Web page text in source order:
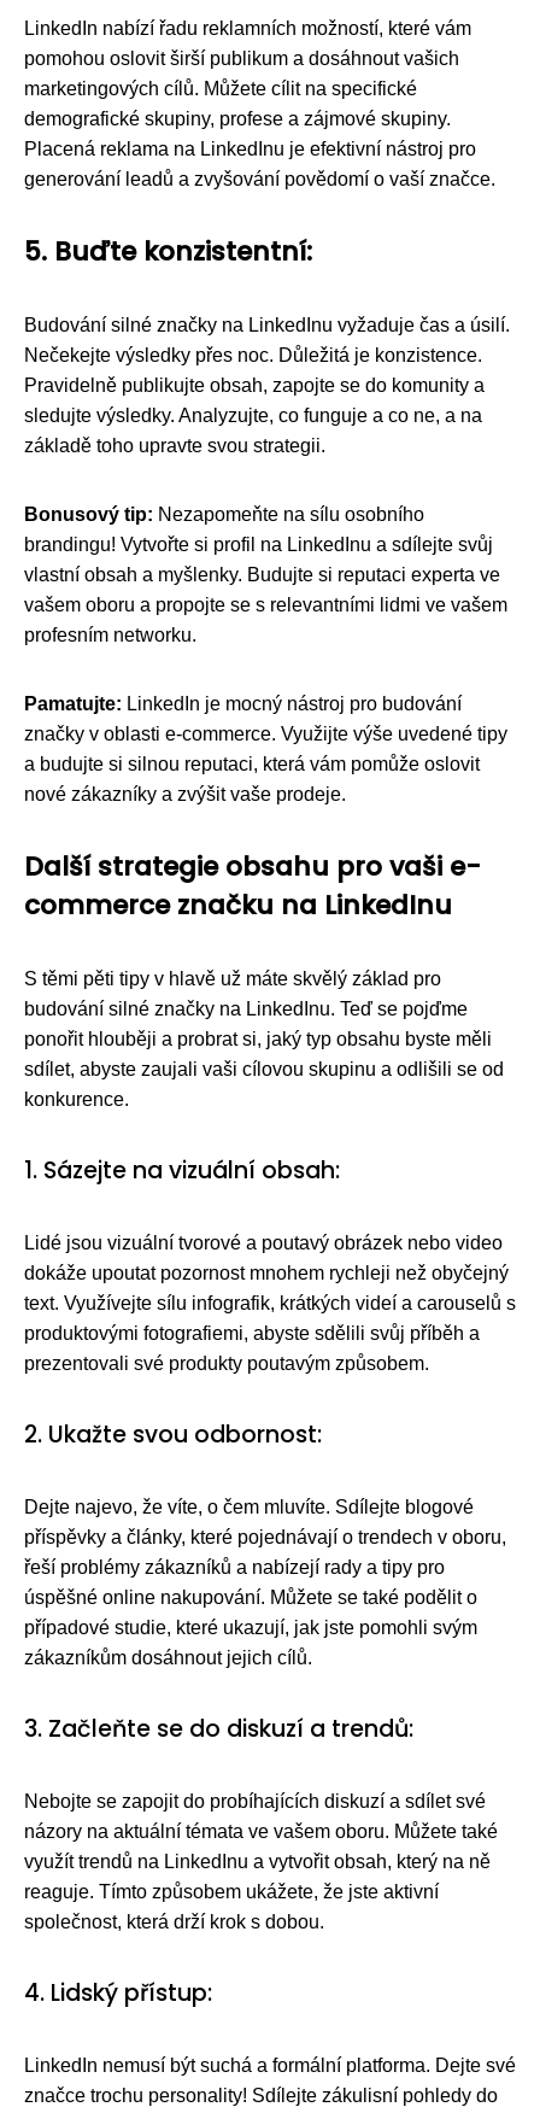
LinkedIn nabízí řadu reklamních možností, které vám
pomohou oslovit širší publikum a dosáhnout vašich
marketingových cílů. Můžete cílit na specifické
demografické skupiny, profese a zájmové skupiny.
Placená reklama na LinkedInu je efektivní nástroj pro
generování leadů a zvyšování povědomí o vaší značce.
5. Buďte konzistentní:
Budování silné značky na LinkedInu vyžaduje čas a úsilí.
Nečekejte výsledky přes noc. Důležitá je konzistence.
Pravidelně publikujte obsah, zapojte se do komunity a
sledujte výsledky. Analyzujte, co funguje a co ne, a na
základě toho upravte svou strategii.
Bonusový tip: Nezapomeňte na sílu osobního
brandingu! Vytvořte si profil na LinkedInu a sdílejte svůj
vlastní obsah a myšlenky. Budujte si reputaci experta ve
vašem oboru a propojte se s relevantními lidmi ve vašem
profesním networku.
Pamatujte: LinkedIn je mocný nástroj pro budování
značky v oblasti e-commerce. Využijte výše uvedené tipy
a budujte si silnou reputaci, která vám pomůže oslovit
nové zákazníky a zvýšit vaše prodeje.
Další strategie obsahu pro vaši e-
commerce značku na LinkedInu
S těmi pěti tipy v hlavě už máte skvělý základ pro
budování silné značky na LinkedInu. Teď se pojďme
ponořit hlouběji a probrat si, jaký typ obsahu byste měli
sdílet, abyste zaujali vaši cílovou skupinu a odlišili se od
konkurence.
1. Sázejte na vizuální obsah:
Lidé jsou vizuální tvorové a poutavý obrázek nebo video
dokáže upoutat pozornost mnohem rychleji než obyčejný
text. Využívejte sílu infografik, krátkých videí a carouselů s
produktovými fotografiemi, abyste sdělili svůj příběh a
prezentovali své produkty poutavým způsobem.
2. Ukažte svou odbornost:
Dejte najevo, že víte, o čem mluvíte. Sdílejte blogové
příspěvky a články, které pojednávají o trendech v oboru,
řeší problémy zákazníků a nabízejí rady a tipy pro
úspěšné online nakupování. Můžete se také podělit o
případové studie, které ukazují, jak jste pomohli svým
zákazníkům dosáhnout jejich cílů.
3. Začleňte se do diskuzí a trendů:
Nebojte se zapojit do probíhajících diskuzí a sdílet své
názory na aktuální témata ve vašem oboru. Můžete také
využít trendů na LinkedInu a vytvořit obsah, který na ně
reaguje. Tímto způsobem ukážete, že jste aktivní
společnost, která drží krok s dobou.
4. Lidský přístup:
LinkedIn nemusí být suchá a formální platforma. Dejte své
značce trochu personality! Sdílejte zákulisní pohledy do